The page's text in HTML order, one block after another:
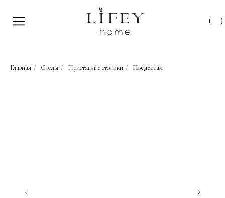
( )
Главная / Столы / Приставные столики / Пьедестал